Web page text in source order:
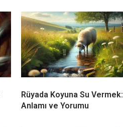
Rüyada Koyuna Su Vermek:
Anlamı ve Yorumu